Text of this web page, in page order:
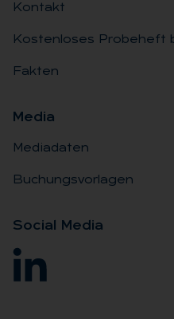
Kontakt
Kostenloses Probeheft
Fakten
Me­dia
Mediadaten
Buchungsvorlagen
So­ci­al Me­dia